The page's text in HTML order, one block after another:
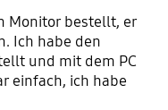
Monitor bestellt, er
Ich habe den
und mit dem PC
einfach, ich habe